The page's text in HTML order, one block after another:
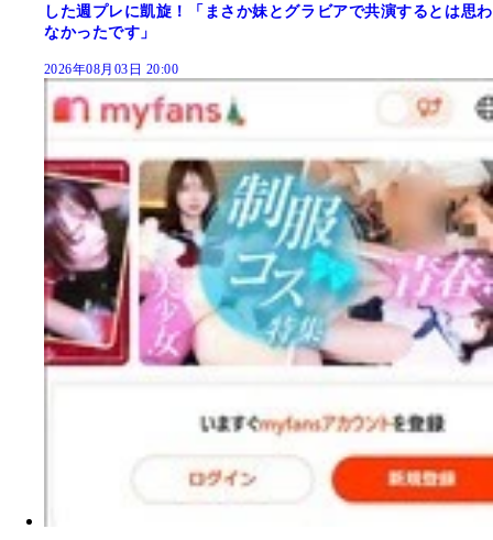
した週プレに凱旋！「まさか妹とグラビアで共演するとは思わ
なかったです」
2026年08月03日 20:00